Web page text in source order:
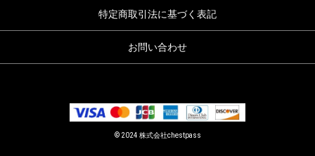
特定商取引法に基づく表記
お問い合わせ
© 2024 株式会社chestpass